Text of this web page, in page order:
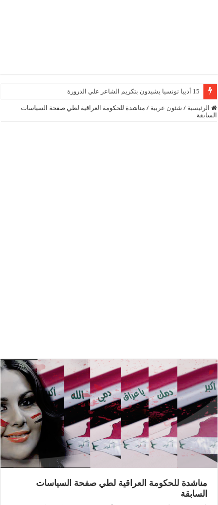
15 أديبا تونسيا يشيدون بتكريم الشاعر علي الدرورة
الرئيسية / شئون عربية / مناشدة للحكومة العراقية لطي صفحة السياسات
السابقة
مناشدة للحكومة العراقية لطي صفحة السياسات
السابقة